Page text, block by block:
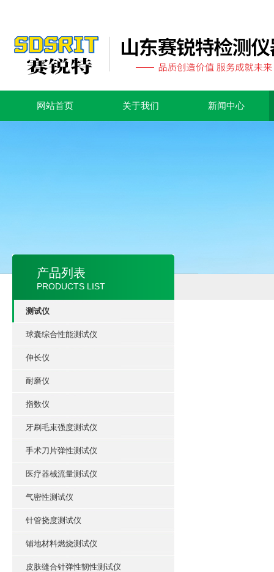
网站首页 关于我们 新闻中心
产品列表
PRODUCTS LIST
测试仪
球囊综合性能测试仪
伸长仪
耐磨仪
指数仪
牙刷毛束强度测试仪
手术刀片弹性测试仪
医疗器械流量测试仪
气密性测试仪
针管挠度测试仪
铺地材料燃烧测试仪
皮肤缝合针弹性韧性测试仪